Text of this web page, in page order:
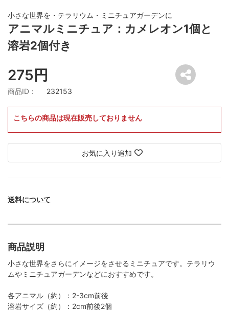
小さな世界を・テラリウム・ミニチュアガーデンに
アニマルミニチュア：カメレオン1個と
溶岩2個付き
275円
商品ID： 232153
こちらの商品は現在販売しておりません
お気に入り追加
送料について
商品説明
小さな世界をさらにイメージをさせるミニチュアです。テラリウ
ムやミニチュアガーデンなどにおすすめです。
各アニマル（約）：2-3cm前後
溶岩サイズ（約）：2cm前後2個